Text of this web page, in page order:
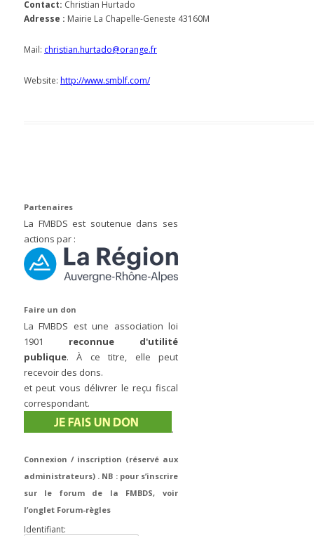
Contact: Christian Hurtado
Adresse : Mairie La Chapelle-Geneste 43160M
Mail: christian.hurtado@orange.fr
Website: http://www.smblf.com/
Partenaires
La FMBDS est soutenue dans ses
actions par :
Faire un don
La FMBDS est une association loi
1901 reconnue d'utilité
publique. À ce titre, elle peut
recevoir des dons.
et peut vous délivrer le reçu fiscal
correspondant.
.
Connexion / inscription (réservé aux
administrateurs) . NB : pour s’inscrire
sur le forum de la FMBDS, voir
l’onglet Forum-règles
Identifiant: